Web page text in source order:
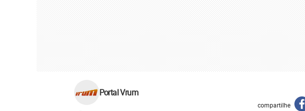
Portal Vrum
compartilhe